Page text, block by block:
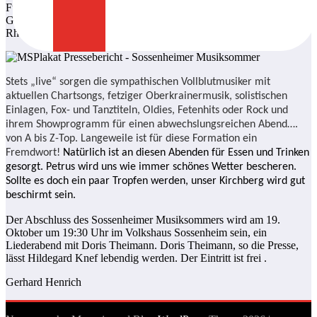
Für Freitag, dem 31. August, ist ab 18:00 Uhr auf dem Kirchberg
Gaudi angesagt. Es gastiert die Rhönland- Band. Das Motto der
Rhönland Band ist für jeden etwas.
Stets „live“ sorgen die sympathischen Vollblutmusiker mit
aktuellen Chartsongs, fetziger Oberkrainermusik, solistischen
Einlagen, Fox- und Tanztiteln, Oldies, Fetenhits oder Rock und
ihrem Showprogramm für einen abwechslungsreichen Abend….
von A bis Z-Top. Langeweile ist für diese Formation ein
Fremdwort! Natürlich ist an diesen Abenden für Essen und Trinken
gesorgt. Petrus wird uns wie immer schönes Wetter bescheren.
Sollte es doch ein paar Tropfen werden, unser Kirchberg wird gut
beschirmt sein.
Der Abschluss des Sossenheimer Musiksommers wird am 19.
Oktober um 19:30 Uhr im Volkshaus Sossenheim sein, ein
Liederabend mit Doris Theimann. Doris Theimann, so die Presse,
lässt Hildegard Knef lebendig werden. Der Eintritt ist frei .
Gerhard Henrich